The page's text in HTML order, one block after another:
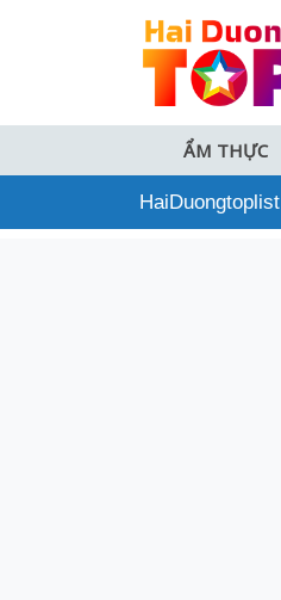
ẨM THỰC
HaiDuongtoplist